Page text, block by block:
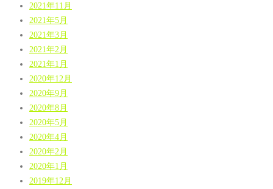
2021年11月
2021年5月
2021年3月
2021年2月
2021年1月
2020年12月
2020年9月
2020年8月
2020年5月
2020年4月
2020年2月
2020年1月
2019年12月